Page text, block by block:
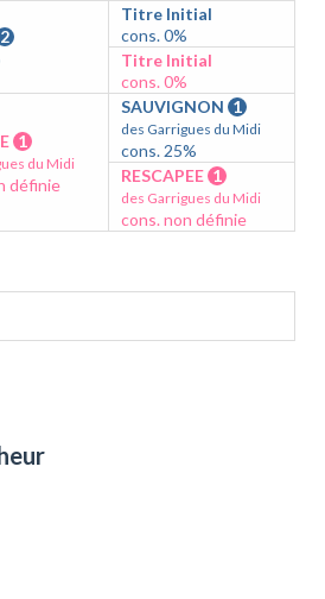
2
Titre Initial
cons. 0%
Titre Initial
cons. 0%
1
du Midi
définie
SAUVIGNON 1
des Garrigues du Midi
cons. 25%
RESCAPEE 1
des Garrigues du Midi
cons. non définie